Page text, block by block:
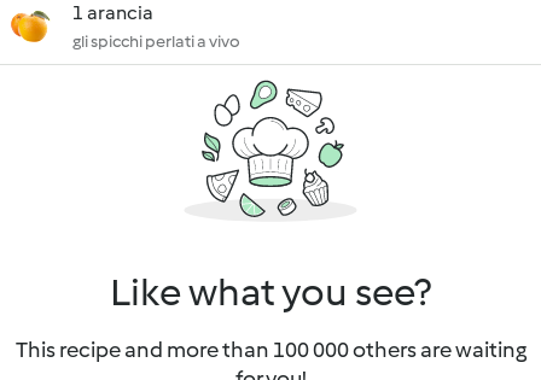
1 arancia
gli spicchi perlati a vivo
Like what you see?
This recipe and more than 100 000 others are waiting